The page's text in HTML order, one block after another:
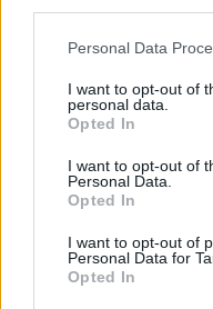
This information may
disclose it to other third
Please note that this
services and may
not limited to your visit
grant or deny consent to
consent section.
Personal Data
I want to opt-out of
personal data.
Opted In
I want to opt-out of
Personal Data.
Opted In
I want to opt-out of
Personal Data for
Opted In
Come pulire le foglie
Sbrinare il freezer in
Deodoranti per l’estate:
giustificate?